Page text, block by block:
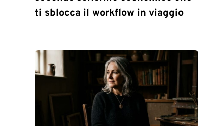
ti sblocca il workflow in viaggio